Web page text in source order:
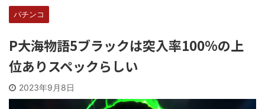
パチンコ
P大海物語5ブラックは突入率100%の上
位ありスペックらしい
2023年9月8日